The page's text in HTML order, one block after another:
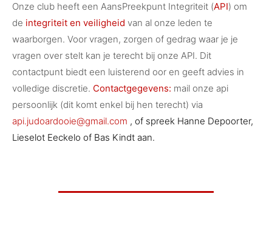
Onze club heeft een AansPreekpunt Integriteit (API) om
de integriteit en veiligheid van al onze leden te
waarborgen. Voor vragen, zorgen of gedrag waar je je
vragen over stelt kan je terecht bij onze API. Dit
contactpunt biedt een luisterend oor en geeft advies in
volledige discretie. Contactgegevens: mail onze api
persoonlijk (dit komt enkel bij hen terecht) via
api.judoardooie@gmail.com , of spreek Hanne Depoorter,
Lieselot Eeckelo of Bas Kindt aan.